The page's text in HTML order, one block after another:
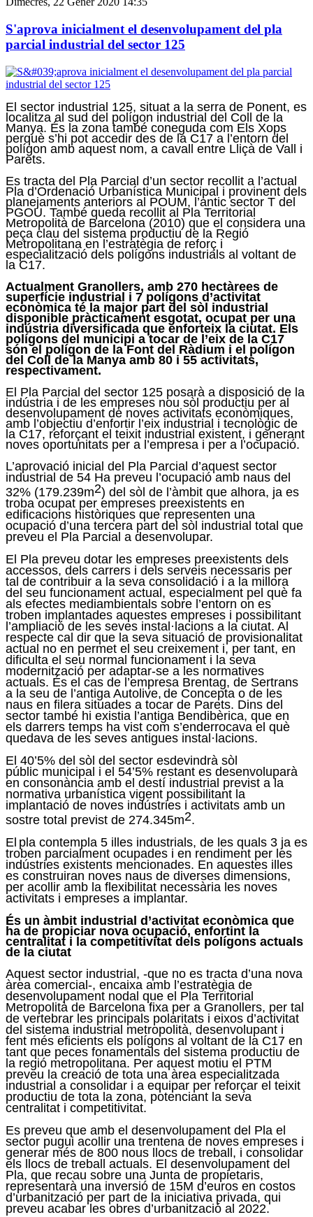
S'aprova inicialment el desenvolupament del pla
parcial industrial del sector 125
El sector industrial 125, situat a la serra de Ponent, es
localitza al sud del polígon industrial del Coll de la
Manya. És la zona també coneguda com Els Xops
perquè s’hi pot accedir des de la C17 a l’entorn del
polígon amb aquest nom, a cavall entre Lliçà de Vall i
Parets.
Es tracta del Pla Parcial d’un sector recollit a l’actual
Pla d’Ordenació Urbanística Municipal i provinent dels
planejaments anteriors al POUM, l’antic sector T del
PGOU. També queda recollit al Pla Territorial
Metropolità de Barcelona (2010) que el considera una
peça clau del sistema productiu de la Regió
Metropolitana en l’estratègia de reforç i
especialització dels polígons industrials al voltant de
la C17.
Actualment Granollers, amb 270 hectàrees de
superfície industrial i 7 polígons d’activitat
econòmica té la major part del sòl industrial
disponible pràcticament esgotat, ocupat per una
indústria diversificada que enforteix la ciutat. Els
polígons del municipi a tocar de l’eix de la C17
són el polígon de la Font del Ràdium i el polígon
del Coll de la Manya amb 80 i 55 activitats,
respectivament.
El Pla Parcial del sector 125 posarà a disposició de la
indústria i de les empreses nou sòl productiu per al
desenvolupament de noves activitats econòmiques,
amb l’objectiu d’enfortir l’eix industrial i tecnològic de
la C17, reforçant el teixit industrial existent, i generant
noves oportunitats per a l’empresa i per a l’ocupació.
L’aprovació inicial del Pla Parcial d’aquest sector
industrial de 54 Ha preveu l’ocupació amb naus del
32% (179.239m2) del sòl de l’àmbit que alhora, ja es
troba ocupat per empreses preexistents en
edificacions històriques que representen una
ocupació d’una tercera part del sòl industrial total que
preveu el Pla Parcial a desenvolupar.
El Pla preveu dotar les empreses preexistents dels
accessos, dels carrers i dels serveis necessaris per
tal de contribuir a la seva consolidació i a la millora
del seu funcionament actual, especialment pel què fa
als efectes mediambientals sobre l’entorn on es
troben implantades aquestes empreses i possibilitant
l’ampliació de les seves instal·lacions a la ciutat. Al
respecte cal dir que la seva situació de provisionalitat
actual no en permet el seu creixement i, per tant, en
dificulta el seu normal funcionament i la seva
modernització per adaptar-se a les normatives
actuals. És el cas de l’empresa Brentag, de Sertrans
a la seu de l’antiga Autolive, de Concepta o de les
naus en filera situades a tocar de Parets. Dins del
sector també hi existia l’antiga Bendibèrica, que en
els darrers temps ha vist com s’enderrocava el què
quedava de les seves antigues instal·lacions.
El 40’5% del sòl del sector esdevindrà sòl
públic municipal i el 54’5% restant es desenvoluparà
en consonància amb el destí industrial previst a la
normativa urbanística vigent possibilitant la
implantació de noves indústries i activitats amb un
sostre total previst de 274.345m2.
El pla contempla 5 illes industrials, de les quals 3 ja es
troben parcialment ocupades i en rendiment per les
indústries existents mencionades. En aquestes illes
es construiran noves naus de diverses dimensions,
per acollir amb la flexibilitat necessària les noves
activitats i empreses a implantar.
És un àmbit industrial d’activitat econòmica que
ha de propiciar nova ocupació, enfortint la
centralitat i la competitivitat dels polígons actuals
de la ciutat
Aquest sector industrial, -que no es tracta d’una nova
àrea comercial-, encaixa amb l’estratègia de
desenvolupament nodal que el Pla Territorial
Metropolità de Barcelona fixa per a Granollers, per tal
de vertebrar les principals polaritats i eixos d’activitat
del sistema industrial metropolità, desenvolupant i
fent més eficients els polígons al voltant de la C17 en
tant que peces fonamentals del sistema productiu de
la regió metropolitana. Per aquest motiu el PTM
preveu la creació de tota una àrea especialitzada
industrial a consolidar i a equipar per reforçar el teixit
productiu de tota la zona, potenciant la seva
centralitat i competitivitat.
Es preveu que amb el desenvolupament del Pla el
sector pugui acollir una trentena de noves empreses i
generar més de 800 nous llocs de treball, i consolidar
els llocs de treball actuals. El desenvolupament del
Pla, que recau sobre una Junta de propietaris,
representarà una inversió de 15M d’euros en costos
d’urbanització per part de la iniciativa privada, qui
preveu acabar les obres d’urbanització al 2022.